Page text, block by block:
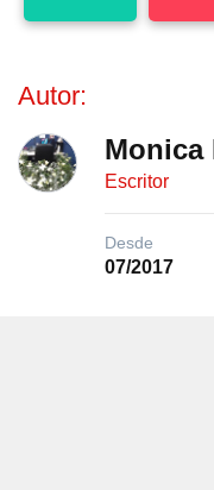
Autor:
Monica
Escritor
Desde
07/2017